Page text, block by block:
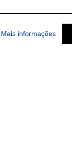
Mais informações